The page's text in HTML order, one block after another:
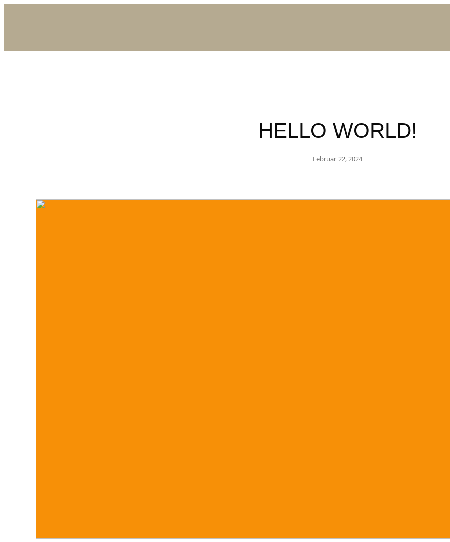
HELLO WORLD!
Februar 22, 2024